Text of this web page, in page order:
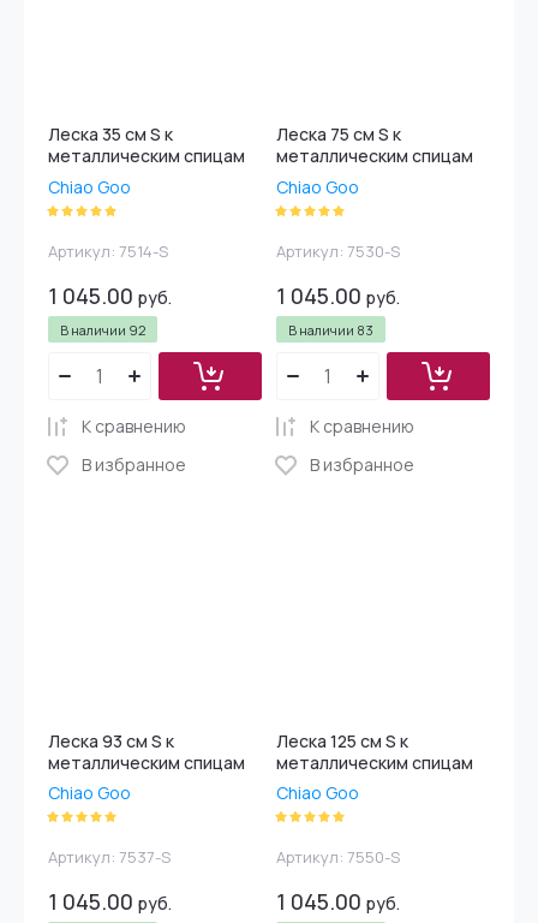
Леска 35 см S к
металлическим спицам
Chiao Goo
Артикул: 7514-S
В наличии 92
1 045.00 руб.
К сравнению
В избранное
Леска 75 см S к
металлическим спицам
Chiao Goo
Артикул: 7530-S
В наличии 83
1 045.00 руб.
К сравнению
В избранное
Леска 93 см S к
металлическим спицам
Chiao Goo
Артикул: 7537-S
1 045.00 руб.
Леска 125 см S к
металлическим спицам
Chiao Goo
Артикул: 7550-S
1 045.00 руб.